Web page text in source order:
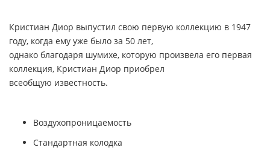
Кристиан Диор выпустил свою первую коллекцию в 1947
году, когда ему уже было за 50 лет,
однако благодаря шумихе, которую произвела его первая
коллекция, Кристиан Диор приобрел
всеобщую известность.
Воздухопроницаемость
Стандартная колодка